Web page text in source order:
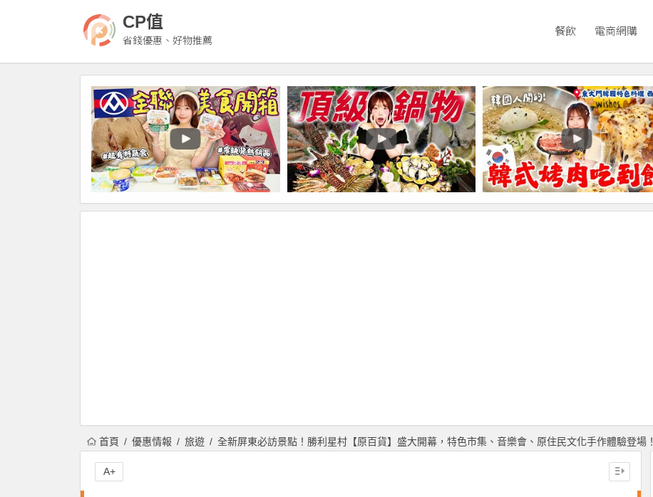
CP值
省錢優惠、好物推薦
餐飲 電商網購
首頁 優惠情報 旅遊 全新屏東必訪景點！勝利星村【原百貨】盛大開幕，特色市集、音樂會、原住民文化手作體驗登場！
A+